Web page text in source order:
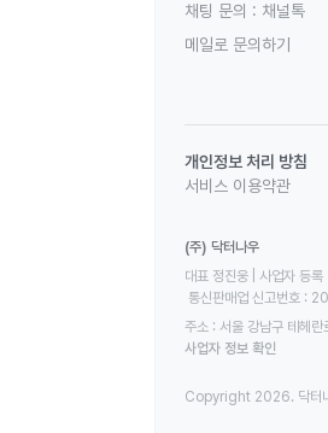
채팅 문의 : 채널톡
메일로 문의하기
개인정보 처리 방침
서비스 이용약관
(주) 닥터나우
대표 정진웅 | 사업자
통신판매업 신고번호
주소 : 서울 강남구 테헤
사업자 정보 확인
Copyright 2026. 닥터